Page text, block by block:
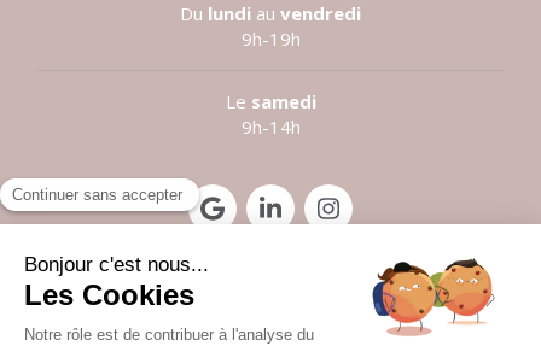
Du lundi au vendredi
9h-19h
Le samedi
9h-14h
Prendre rendez-vous